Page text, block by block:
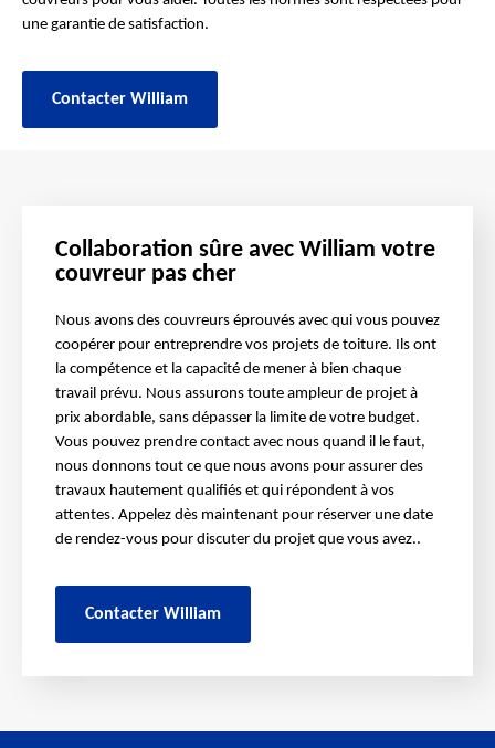
une garantie de satisfaction.
Contacter William
Collaboration sûre avec William votre
couvreur pas cher
Nous avons des couvreurs éprouvés avec qui vous pouvez
coopérer pour entreprendre vos projets de toiture. Ils ont
la compétence et la capacité de mener à bien chaque
travail prévu. Nous assurons toute ampleur de projet à
prix abordable, sans dépasser la limite de votre budget.
Vous pouvez prendre contact avec nous quand il le faut,
nous donnons tout ce que nous avons pour assurer des
travaux hautement qualifiés et qui répondent à vos
attentes. Appelez dès maintenant pour réserver une date
de rendez-vous pour discuter du projet que vous avez..
Contacter William